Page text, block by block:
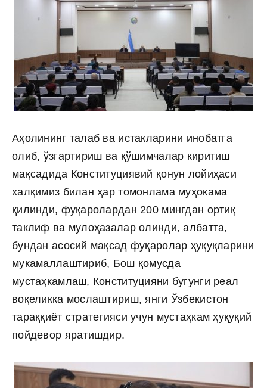
Аҳолининг талаб ва истакларини инобатга
олиб, ўзгартириш ва қўшимчалар киритиш
мақсадида Конституциявий қонун лойиҳаси
халқимиз билан ҳар томонлама муҳокама
қилинди, фуқаролардан 200 мингдан ортиқ
таклиф ва мулоҳазалар олинди, албатта,
бундан асосий мақсад фуқаролар ҳуқуқларини
мукамаллаштириб, Бош қомусда
мустаҳкамлаш, Конституцияни бугунги реал
воқеликка мослаштириш, янги Ўзбекистон
тараққиёт стратегияси учун мустаҳкам ҳуқуқий
пойдевор яратишдир.